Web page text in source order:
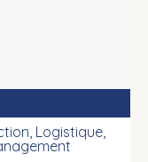
Logistique,